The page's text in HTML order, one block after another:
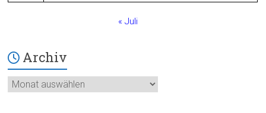
« Juli
Archiv
Archiv